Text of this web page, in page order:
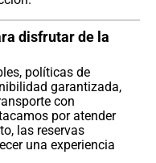
disfrutar de la
políticas de
garantizada,
con
por atender
las reservas
una experiencia